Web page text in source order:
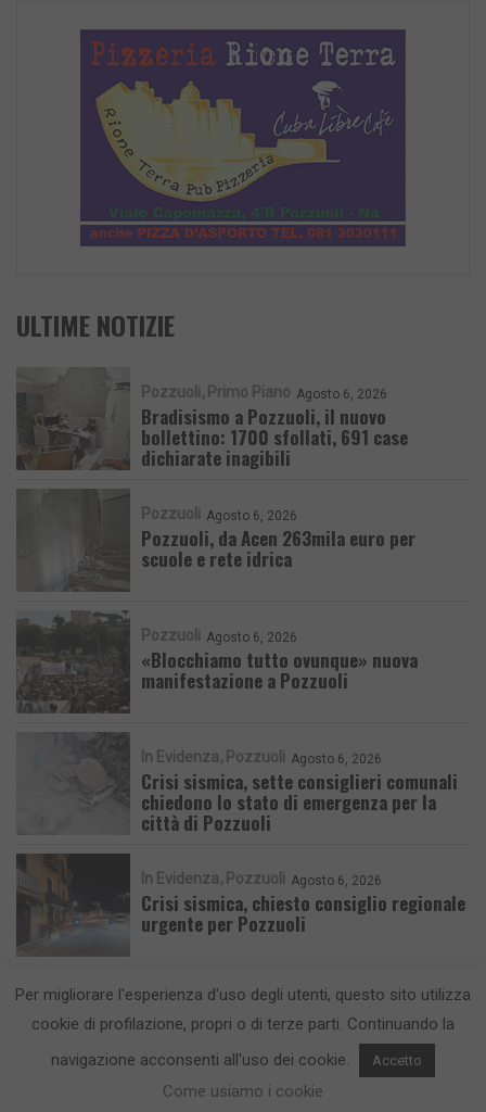
ULTIME NOTIZIE
Pozzuoli Primo Piano Agosto 6, 2026
Bradisismo a Pozzuoli, il nuovo
bollettino: 1700 sfollati, 691 case
dichiarate inagibili
Pozzuoli Agosto 6, 2026
Pozzuoli, da Acen 263mila euro per
scuole e rete idrica
Pozzuoli Agosto 6, 2026
«Blocchiamo tutto ovunque» nuova
manifestazione a Pozzuoli
In Evidenza Pozzuoli Agosto 6, 2026
Crisi sismica, sette consiglieri comunali
chiedono lo stato di emergenza per la
città di Pozzuoli
In Evidenza Pozzuoli Agosto 6, 2026
Crisi sismica, chiesto consiglio regionale
urgente per Pozzuoli
CronacaFlegrea testata giornalistica - aut. Tribunale di Napoli n. 34 del
23/05/2012.Info e Contatti
Per migliorare l'esperienza d'uso degli utenti, questo sito utilizza
cookie di profilazione, propri o di terze parti. Continuando la
navigazione acconsenti all'uso dei cookie.
Accetto
Come usiamo i cookie